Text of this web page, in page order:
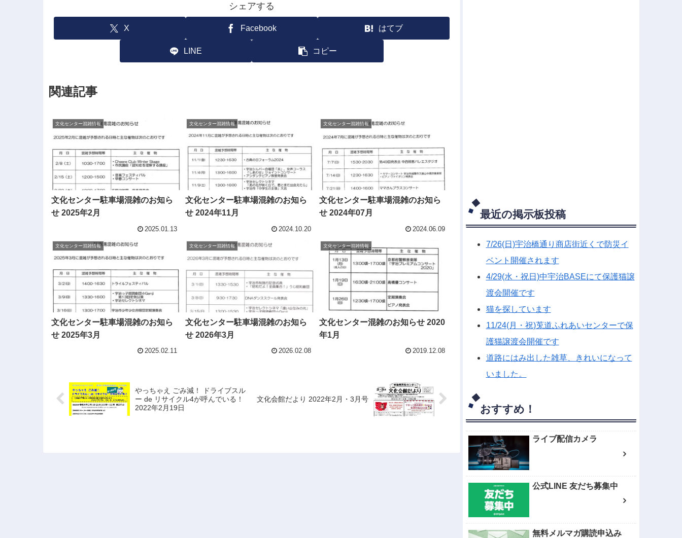
シェアする
X Facebook はてブ
LINE コピー
関連記事
文化センター混雑情報
文化センター駐車場混雑のお知ら
せ 2025年2月
2025.01.13
文化センター混雑情報
文化センター駐車場混雑のお知ら
せ 2024年11月
2024.10.20
文化センター混雑情報
文化センター駐車場混雑のお知ら
せ 2024年07月
2024.06.09
文化センター混雑情報
文化センター駐車場混雑のお知ら
せ 2025年3月
2025.02.11
文化センター混雑情報
文化センター駐車場混雑のお知ら
せ 2026年3月
2026.02.08
文化センター混雑情報
文化センター混雑のお知らせ 2020
年1月
2019.12.08
やっちゃえ ごみ減！ ドライブスル
ー de リサイクル4が呼んでいる！
2022年2月19日
文化会館だより 2022年2月・3月号
最近の掲示板投稿
7/26(日)宇治橋通り商店街近くで防災イ
ベント開催されます
4/29(水・祝日)中宇治BASEにて保護猫譲
渡会開催です
猫を探しています
11/24(月・祝)莵道ふれあいセンターで保
護猫譲渡会開催です
道路にはみ出した雑草、きれいになって
いました。
おすすめ！
ライブ配信カメラ
公式LINE 友だち募集中
無料メルマガ購読申込み